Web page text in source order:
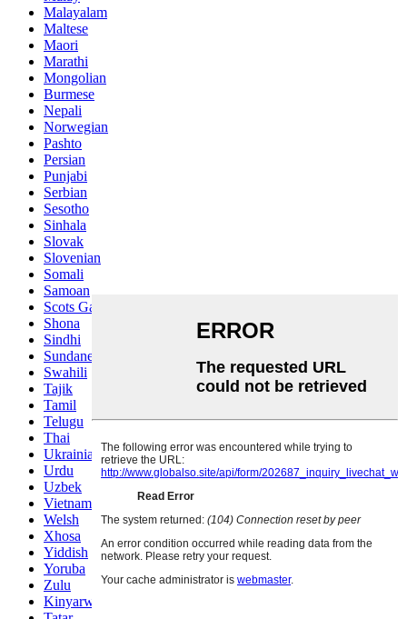
Malayalam
Maltese
Maori
Marathi
Mongolian
Burmese
Nepali
Norwegian
Pashto
Persian
Punjabi
Serbian
Sesotho
Sinhala
Slovak
Slovenian
Somali
Samoan
Scots Gaelic
Shona
Sindhi
Sundanese
Swahili
Tajik
Tamil
Telugu
Thai
Ukrainian
Urdu
Uzbek
Vietnamese
Welsh
Xhosa
Yiddish
Yoruba
Zulu
Kinyarwanda